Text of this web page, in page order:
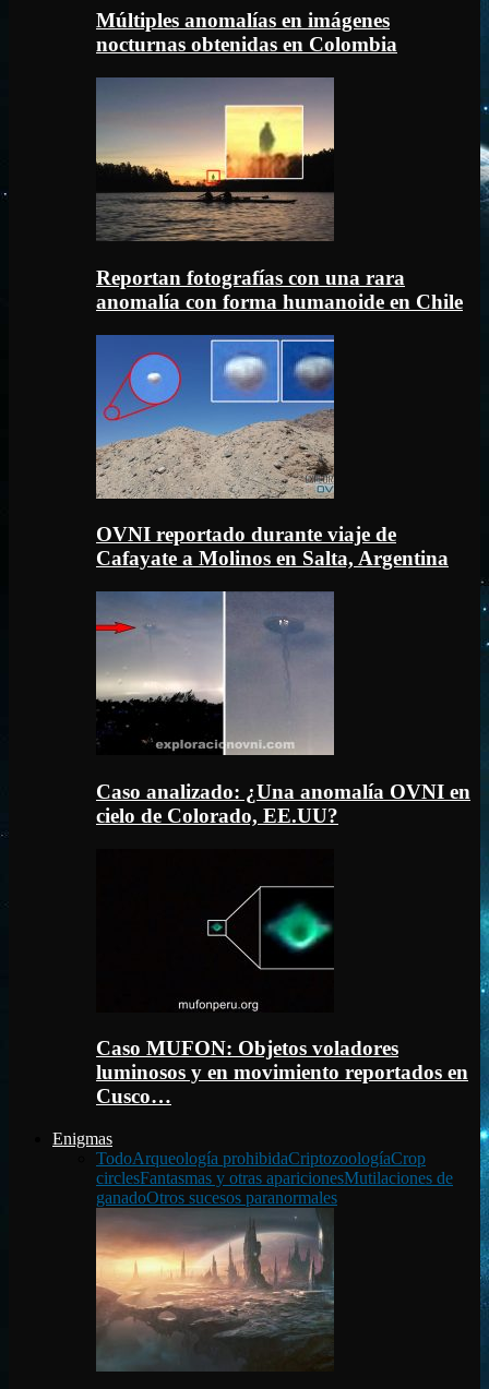
Múltiples anomalías en imágenes
nocturnas obtenidas en Colombia
Reportan fotografías con una rara
anomalía con forma humanoide en Chile
OVNI reportado durante viaje de
Cafayate a Molinos en Salta, Argentina
Caso analizado: ¿Una anomalía OVNI en
cielo de Colorado, EE.UU?
Caso MUFON: Objetos voladores
luminosos y en movimiento reportados en
Cusco…
Enigmas
TodoArqueología prohibidaCriptozoologíaCrop
circlesFantasmas y otras aparicionesMutilaciones de
ganadoOtros sucesos paranormales